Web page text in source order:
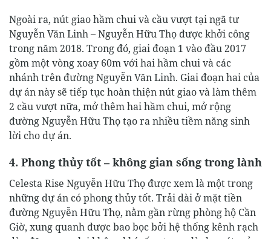
Ngoài ra, nút giao hầm chui và cầu vượt tại ngã tư
Nguyễn Văn Linh – Nguyễn Hữu Thọ được khởi công
trong năm 2018. Trong đó, giai đoạn 1 vào đầu 2017
gồm một vòng xoay 60m với hai hầm chui và các
nhánh trên đường Nguyễn Văn Linh. Giai đoạn hai của
dự án này sẽ tiếp tục hoàn thiện nút giao và làm thêm
2 cầu vượt nữa, mở thêm hai hầm chui, mở rộng
đường Nguyễn Hữu Thọ tạo ra nhiều tiềm năng sinh
lời cho dự án.
4. Phong thủy tốt – không gian sống trong lành
Celesta Rise Nguyễn Hữu Thọ được xem là một trong
những dự án có phong thủy tốt. Trải dài ở mặt tiền
đường Nguyễn Hữu Thọ, nằm gần rừng phòng hộ Cần
Giờ, xung quanh được bao bọc bởi hệ thống kênh rạch